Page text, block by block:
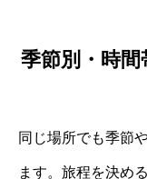
季節別・時
同じ場所でも季節
ます。旅程を決め